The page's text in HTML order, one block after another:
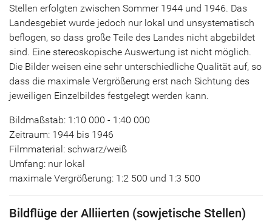
Stellen erfolgten zwischen Sommer 1944 und 1946. Das
Landesgebiet wurde jedoch nur lokal und unsystematisch
beflogen, so dass große Teile des Landes nicht abgebildet
sind. Eine stereoskopische Auswertung ist nicht möglich.
Die Bilder weisen eine sehr unterschiedliche Qualität auf, so
dass die maximale Vergrößerung erst nach Sichtung des
jeweiligen Einzelbildes festgelegt werden kann.
Bildmaßstab: 1:10 000 - 1:40 000
Zeitraum: 1944 bis 1946
Filmmaterial: schwarz/weiß
Umfang: nur lokal
maximale Vergrößerung: 1:2 500 und 1:3 500
Bildflüge der Alliierten (sowjetische Stellen)